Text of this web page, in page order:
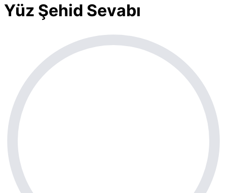
Yüz Şehid Sevabı